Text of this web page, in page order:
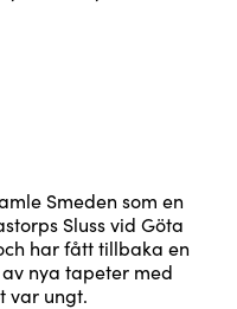
Smeden som en
Sluss vid Göta
har fått tillbaka en
nya tapeter med
var ungt.